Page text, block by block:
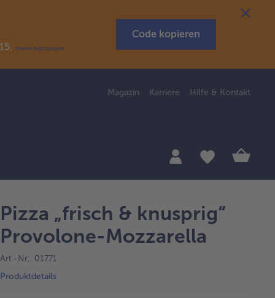
Weitere Bedingungen
Code kopieren
Magazin Karriere Hilfe & Kontakt
Pizza „frisch & knusprig“
Provolone-Mozzarella
Art.-Nr. 01771
Produktdetails